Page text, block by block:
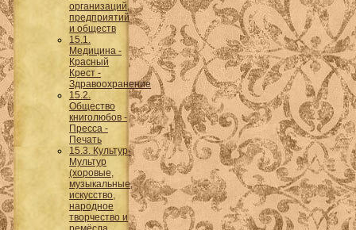
организаций,
предприятий
и обществ
15.1.
Медицина -
Красный
Крест -
Здравоохранение
15.2.
Общество
книголюбов -
Пресса -
Печать
15.3. Культур-
Мультур
(хоровые,
музыкальные,
искусство,
народное
творчество и